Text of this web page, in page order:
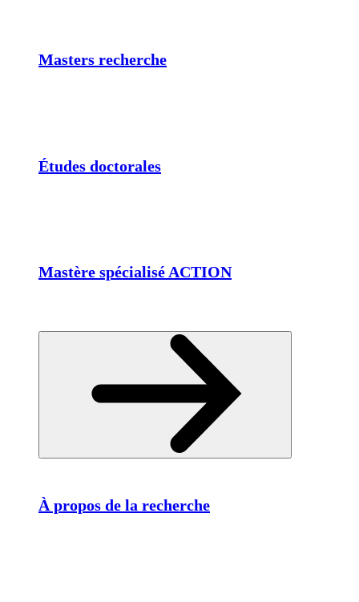
Masters recherche
Études doctorales
Mastère spécialisé ACTION
À propos de la recherche